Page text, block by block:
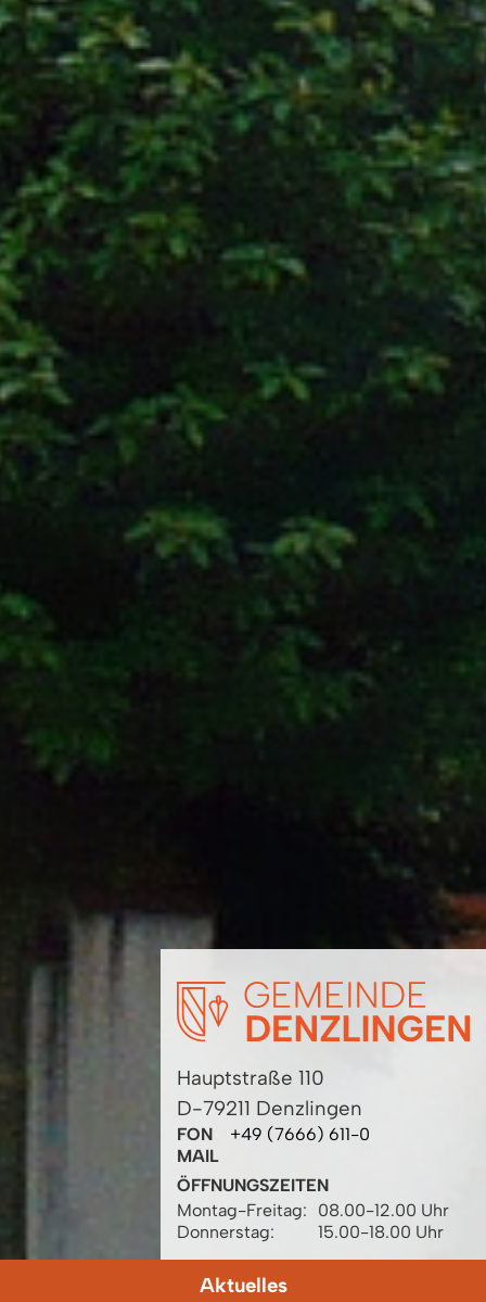
Hauptstraße 110
D-79211 Denzlingen
FON
+49 (7666) 611-0
MAIL
ÖFFNUNGSZEITEN
Montag-Freitag:
08.00-12.00 Uhr
Donnerstag:
15.00-18.00 Uhr
Aktuelles